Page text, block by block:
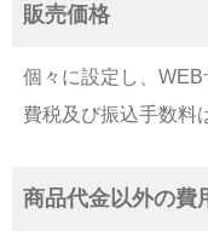
販売価格
個々に設定し、
費税及び振込手数料
商品代金以外の費